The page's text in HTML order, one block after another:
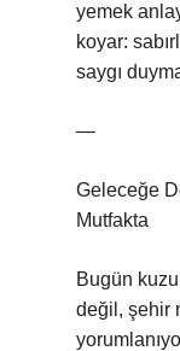
yemek
koyar:
saygı
—
Geleceğe
Mutfakta
Bugün
değil, şehir